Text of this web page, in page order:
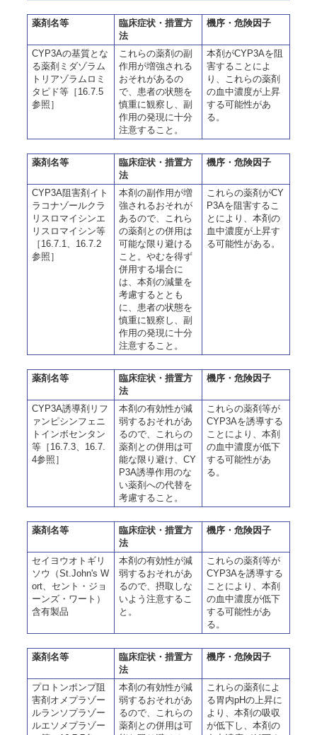
薬剤名等
臨床症状・措置方
法
機序・危険因子
CYP3Aの基質とな
る薬剤ミダゾラム
トリアゾラムロミ
タピド等［16.7.5
参照］
これらの薬剤の副
作用が増強される
おそれがあるの
で、患者の状態を
慎重に観察し、副
作用の発現に十分
注意すること。
本剤がCYP3Aを阻
害することによ
り、これらの薬剤
の血中濃度が上昇
する可能性があ
る。
薬剤名等
臨床症状・措置方
法
機序・危険因子
CYP3A阻害剤イト
ラコナゾールクラ
リスロマイシンエ
リスロマイシン等
［16.7.1、16.7.2
参照］
本剤の副作用が増
強されるおそれが
あるので、これら
の薬剤との併用は
可能な限り避ける
こと。やむを得ず
併用する場合に
は、本剤の減量を
考慮するととも
に、患者の状態を
慎重に観察し、副
作用の発現に十分
注意すること。
これらの薬剤がCY
P3Aを阻害するこ
とにより、本剤の
血中濃度が上昇す
る可能性がある。
薬剤名等
臨床症状・措置方
法
機序・危険因子
CYP3A誘導剤リフ
ァンピシンフェニ
トインボセンタン
等［16.7.3、16.7.
4参照］
本剤の有効性が減
弱するおそれがあ
るので、これらの
薬剤との併用は可
能な限り避け、CY
P3A誘導作用のな
い薬剤への代替を
考慮すること。
これらの薬剤等が
CYP3Aを誘導する
ことにより、本剤
の血中濃度が低下
する可能性があ
る。
薬剤名等
臨床症状・措置方
法
機序・危険因子
セイヨウオトギリ
ソウ（St.John's W
ort、セント・ジョ
ーンズ・ワート）
含有製品
本剤の有効性が減
弱するおそれがあ
るので、摂取しな
いよう注意するこ
と。
これらの薬剤等が
CYP3Aを誘導する
ことにより、本剤
の血中濃度が低下
する可能性があ
る。
薬剤名等
臨床症状・措置方
法
機序・危険因子
プロトンポンプ阻
害剤オメプラゾー
ルランソプラゾー
ルエソメプラゾー
本剤の有効性が減
弱するおそれがあ
るので、これらの
薬剤との併用は可
これらの薬剤によ
る胃内pHの上昇に
より、本剤の吸収
が低下し、本剤の